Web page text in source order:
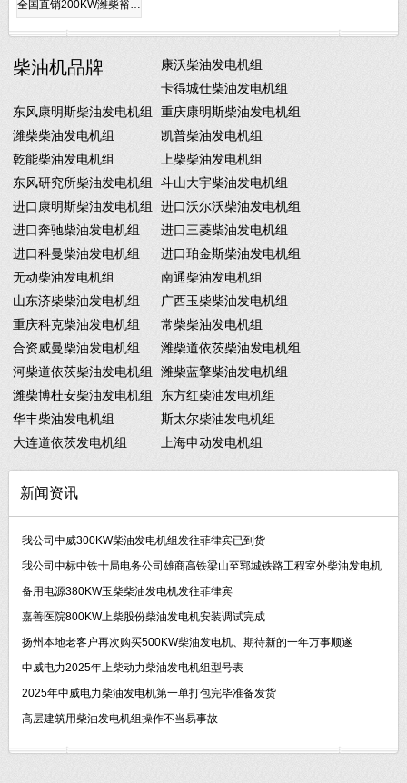
全国直销200KW潍柴裕…
柴油机品牌
康沃柴油发电机组
卡得城仕柴油发电机组
东风康明斯柴油发电机组
重庆康明斯柴油发电机组
潍柴柴油发电机组
凯普柴油发电机组
乾能柴油发电机组
上柴柴油发电机组
东风研究所柴油发电机组
斗山大宇柴油发电机组
进口康明斯柴油发电机组
进口沃尔沃柴油发电机组
进口奔驰柴油发电机组
进口三菱柴油发电机组
进口科曼柴油发电机组
进口珀金斯柴油发电机组
无动柴油发电机组
南通柴油发电机组
山东济柴柴油发电机组
广西玉柴柴油发电机组
重庆科克柴油发电机组
常柴柴油发电机组
合资威曼柴油发电机组
潍柴道依茨柴油发电机组
河柴道依茨柴油发电机组
潍柴蓝擎柴油发电机组
潍柴博杜安柴油发电机组
东方红柴油发电机组
华丰柴油发电机组
斯太尔柴油发电机组
大连道依茨发电机组
上海申动发电机组
新闻资讯
我公司中威300KW柴油发电机组发往菲律宾已到货
我公司中标中铁十局电务公司雄商高铁梁山至郓城铁路工程室外柴油发电机
备用电源380KW玉柴柴油发电机发往菲律宾
嘉善医院800KW上柴股份柴油发电机安装调试完成
扬州本地老客户再次购买500KW柴油发电机、期待新的一年万事顺遂
中威电力2025年上柴动力柴油发电机组型号表
2025年中威电力柴油发电机第一单打包完毕准备发货
高层建筑用柴油发电机组操作不当易事故